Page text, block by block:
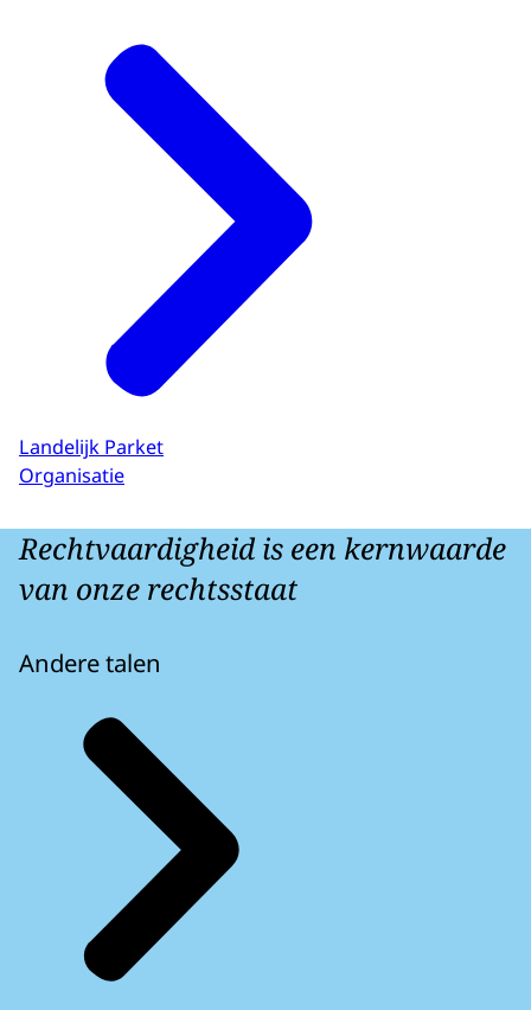
Landelijk Parket
Organisatie
Rechtvaardigheid is een kernwaarde
van onze rechtsstaat
Andere talen